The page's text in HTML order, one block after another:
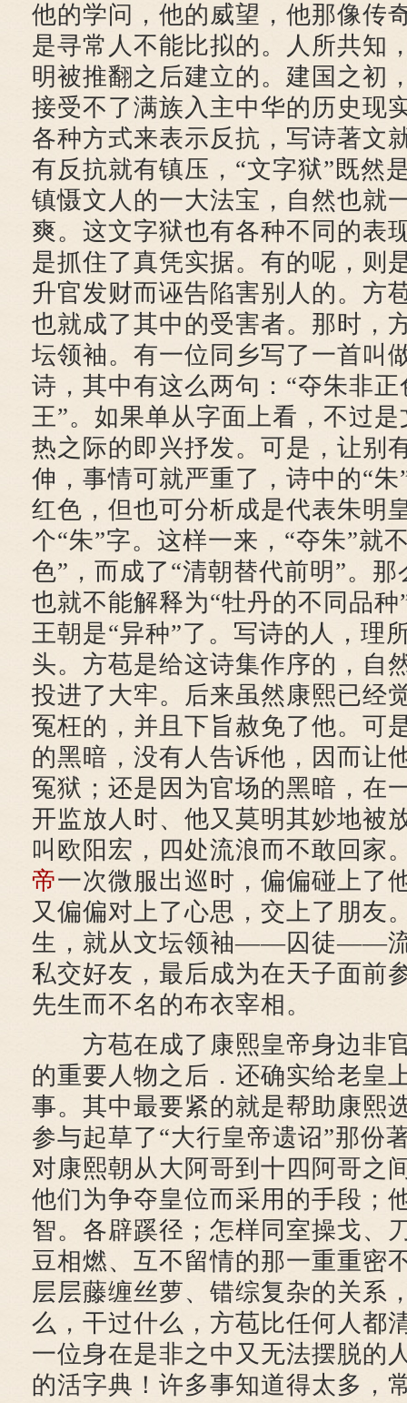
他的学问，他的威望，他那像传
是寻常人不能比拟的。人所共知
明被推翻之后建立的。建国之初
接受不了满族入主中华的历史现
各种方式来表示反抗，写诗著文
有反抗就有镇压，“文字狱”既然
镇慑文人的一大法宝，自然也就
爽。这文字狱也有各种不同的表
是抓住了真凭实据。有的呢，则
升官发财而诬告陷害别人的。方
也就成了其中的受害者。那时，
坛领袖。有一位同乡写了一首叫
诗，其中有这么两句：“夺朱非
王”。如果单从字面上看，不过
热之际的即兴抒发。可是，让别
伸，事情可就严重了，诗中的“
红色，但也可分析成是代表朱明
个“朱”字。这样一来，“夺朱”就
色”，而成了“清朝替代前明”。
也就不能解释为“牡丹的不同品
王朝是“异种”了。写诗的人，理
头。方苞是给这诗集作序的，自
投进了大牢。后来虽然康熙已经
冤枉的，并且下旨赦免了他。可
的黑暗，没有人告诉他，因而让
冤狱；还是因为官场的黑暗，在
开监放人时、他又莫明其妙地被
叫欧阳宏，四处流浪而不敢回家
帝一次微服出巡时，偏偏碰上了
又偏偏对上了心思，交上了朋友
生，就从文坛领袖——囚徒——
私交好友，最后成为在天子面前
先生而不名的布衣宰相。
方苞在成了康熙皇帝身边非
的重要人物之后．还确实给老皇
事。其中最要紧的就是帮助康熙
参与起草了“大行皇帝遗诏”那份
对康熙朝从大阿哥到十四阿哥之
他们为争夺皇位而采用的手段；
智。各辟蹊径；怎样同室操戈、
豆相燃、互不留情的那一重重密
层层藤缠丝萝、错综复杂的关系
么，干过什么，方苞比任何人都
一位身在是非之中又无法摆脱的
的活字典！许多事知道得太多，